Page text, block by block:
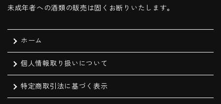
未成年者への酒類の販売は固くお断りいたします。
ホーム
個人情報取り扱いについて
特定商取引法に基づく表示